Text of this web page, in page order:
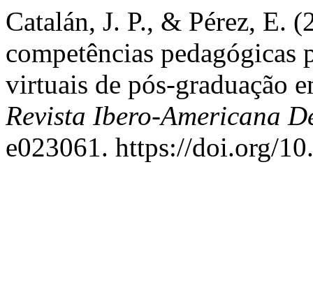
Catalán, J. P., & Pérez, E.
competências pedagógicas
virtuais de pós-graduação
Revista Ibero-Americana
e023061. https://doi.org/